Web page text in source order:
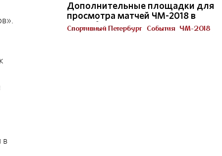
в
Дополнительные площадки для
просмотра матчей ЧМ-2018 в
Петербурге
Спортивный Петербург События ЧМ-2018